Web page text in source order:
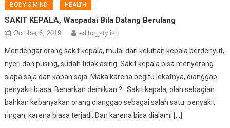
BODY & MIND HEALTH
SAKIT KEPALA, Waspadai Bila Datang Berulang
October 6, 2019 editor_stylish
Mendengar orang sakit kepala, mulai dari keluhan kepala berdenyut,
nyeri dan pusing, sudah tidak asing. Sakit kepala bisa menyerang
siapa saja dan kapan saja. Maka karena begitu lekatnya, dianggap
penyakit biasa. Benarkan demikian ? Sakit kepala, olah sebagian
bahkan kebanyakan orang dianggap sebagai salah satu penyakit
ringan, karena biasa terjadi. Dan karena bisa dialami […]